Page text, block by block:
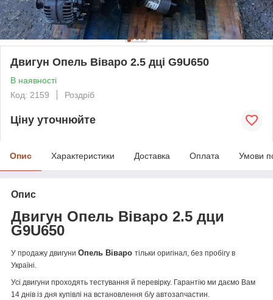
Двигун Опель Віваро 2.5 дці G9U650
В наявності
Код: 2159
Роздріб
Ціну уточнюйте
Опис Характеристики Доставка Оплата Умови
Опис
Двигун Опель Віваро 2.5 дци
G9U650
У продажу двигуни Опель Віваро тільки оригінал, без пробігу в
Україні.
Усі двигуни проходять тестування й перевірку. Гарантію ми даємо Вам
14 днів із дня купівлі на встановлення б/у автозапчастин.